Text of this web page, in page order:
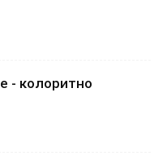
- колоритно